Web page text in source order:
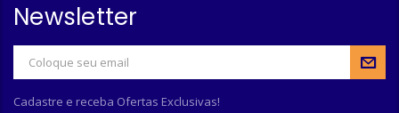
Newsletter
Cadastre e receba Ofertas Exclusivas!